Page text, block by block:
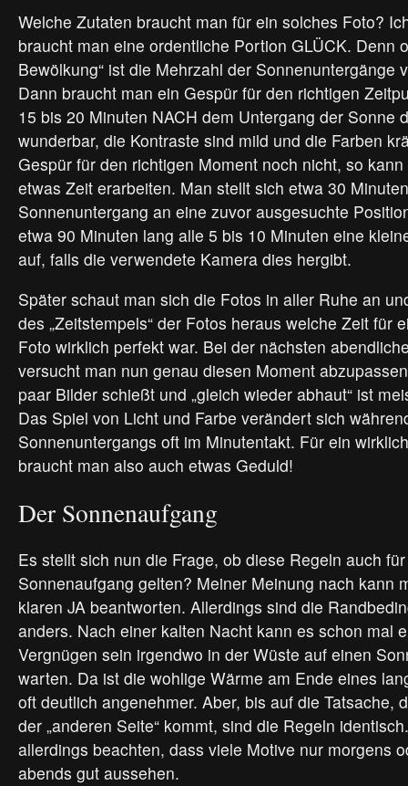
Welche Zutaten braucht man für ein solches Foto?
braucht man eine ordentliche Portion GLÜCK. Denn
Bewölkung“ ist die Mehrzahl der Sonnenuntergänge
Dann braucht man ein Gespür für den richtigen
15 bis 20 Minuten NACH dem Untergang der Sonne
wunderbar, die Kontraste sind mild und die Farben
Gespür für den richtigen Moment noch nicht, so
etwas Zeit erarbeiten. Man stellt sich etwa 30
Sonnenuntergang an eine zuvor ausgesuchte
etwa 90 Minuten lang alle 5 bis 10 Minuten eine
auf, falls die verwendete Kamera dies hergibt.
Später schaut man sich die Fotos in aller Ruhe an
des „Zeitstempels“ der Fotos heraus welche Zeit für
Foto wirklich perfekt war. Bei der nächsten
versucht man nun genau diesen Moment
paar Bilder schießt und „gleich wieder abhaut“ ist
Das Spiel von Licht und Farbe verändert sich
Sonnenuntergangs oft im Minutentakt. Für ein
braucht man also auch etwas Geduld!
Der Sonnenaufgang
Es stellt sich nun die Frage, ob diese Regeln auch
Sonnenaufgang gelten? Meiner Meinung nach kann
klaren JA beantworten. Allerdings sind die
anders. Nach einer kalten Nacht kann es schon mal
Vergnügen sein irgendwo in der Wüste auf einen
warten. Da ist die wohlige Wärme am Ende eines
oft deutlich angenehmer. Aber, bis auf die Tatsache,
der „anderen Seite“ kommt, sind die Regeln
allerdings beachten, dass viele Motive nur morgens
abends gut aussehen.